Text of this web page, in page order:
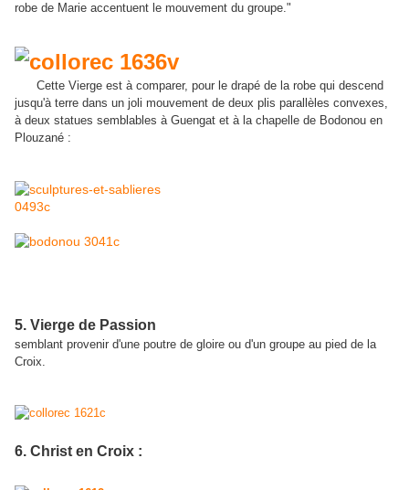
robe de Marie accentuent le mouvement du groupe."
Cette Vierge est à comparer, pour le drapé de la robe qui descend
jusqu'à terre dans un joli mouvement de deux plis parallèles convexes,
à deux statues semblables à Guengat et à la chapelle de Bodonou en
Plouzané :
5. Vierge de Passion
semblant provenir d'une poutre de gloire ou d'un groupe au pied de la
Croix.
6. Christ en Croix :